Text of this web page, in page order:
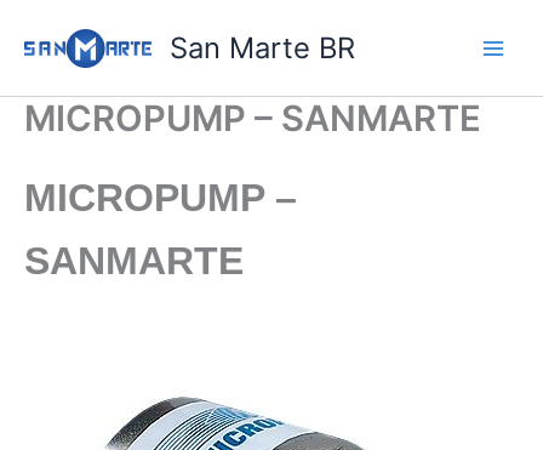
para
conteúdo
San Marte BR
MICROPUMP – SANMARTE
MICROPUMP –
SANMARTE